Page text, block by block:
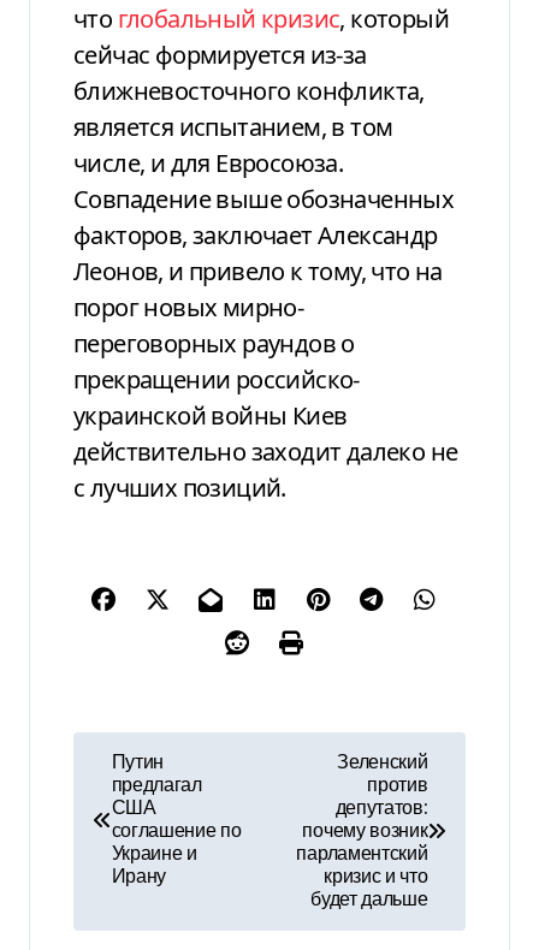
что глобальный кризис, который
сейчас формируется из-за
ближневосточного конфликта,
является испытанием, в том
числе, и для Евросоюза.
Совпадение выше обозначенных
факторов, заключает Александр
Леонов, и привело к тому, что на
порог новых мирно-
переговорных раундов о
прекращении российско-
украинской войны Киев
действительно заходит далеко не
с лучших позиций.
Путин
предлагал
США
соглашение по
Украине и
Ирану
Зеленский
против
депутатов:
почему возник
парламентский
кризис и что
будет дальше